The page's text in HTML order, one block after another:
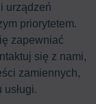
urządzeń
priorytetem.
zapewniać
się z nami,
zamiennych,